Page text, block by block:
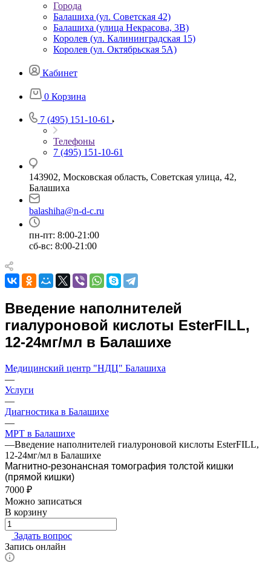
Города
Балашиха (ул. Советская 42)
Балашиха (улица Некрасова, 3В)
Королев (ул. Калининградская 15)
Королев (ул. Октябрьская 5А)
Кабинет
0 Корзина
7 (495) 151-10-61
Телефоны
7 (495) 151-10-61
143902, Московская область, Советская улица, 42,
Балашиха
balashiha@n-d-c.ru
пн-пт: 8:00-21:00
сб-вс: 8:00-21:00
Введение наполнителей
гиалуроновой кислоты EsterFILL,
12-24мг/мл в Балашихе
Медицинский центр "НДЦ" Балашиха
—
Услуги
—
Диагностика в Балашихе
—
МРТ в Балашихе
—Введение наполнителей гиалуроновой кислоты EsterFILL,
12-24мг/мл в Балашихе
Магнитно-резонансная томография толстой кишки
(прямой кишки)
7000 ₽
Можно записаться
В корзину
Задать вопрос
Запись онлайн